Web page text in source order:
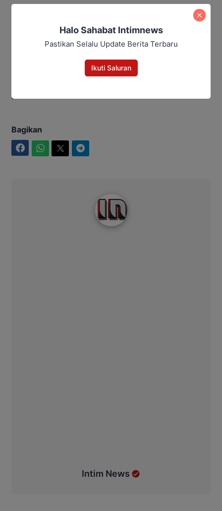
Panitia Besar Porprov Xlll Kalteng
Diambil Alih Provinsi, Sekda Jadi
Bagikan
Intim News
Halo Sahabat Intimnews
Pastikan Selalu Update Berita Terbaru
Ikuti Saluran